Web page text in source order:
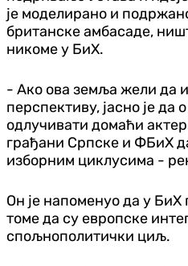
је моделирано и
британске амбасаде,
никоме у БиХ.
- Ако ова земља жели да
перспективу, јасно је да
одлучивати домаћи
грађани Српске и ФБиХ
изборним циклусима -
Он је напоменуо да у БиХ
томе да су европске
спољнополитички циљ.